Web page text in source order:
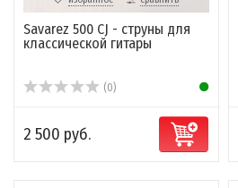
Savarez 500 CJ - струны для
классической гитары
(0)
2 500 руб.